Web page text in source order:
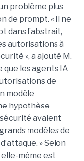
problème plus
de prompt. « Il ne
dans l’abstrait,
autorisations à
», a ajouté M.
que les agents IA
de
modèle
hypothèse
avaient
modèles de
» Selon
elle-même est